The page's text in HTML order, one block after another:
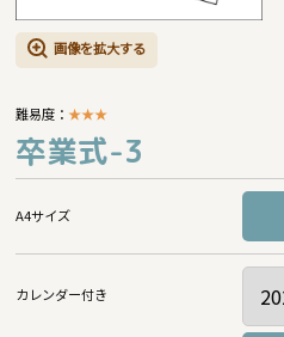
画像を拡大する
難易度：★★★
卒業式-3
A4サイズ
カレンダー付き